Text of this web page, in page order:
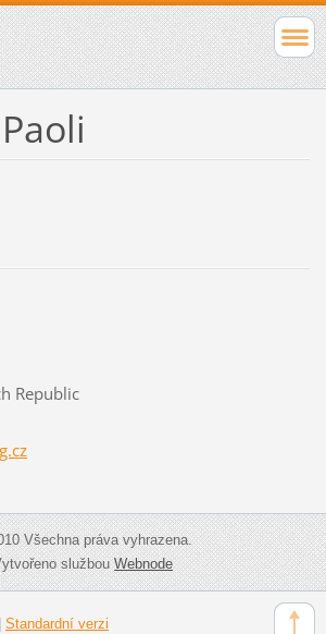
Republic
Všechna práva vyhrazena.
službouWebnode
Standardní verzi